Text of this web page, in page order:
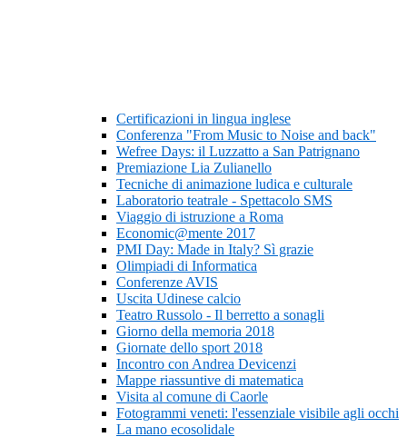
Certificazioni in lingua inglese
Conferenza "From Music to Noise and back"
Wefree Days: il Luzzatto a San Patrignano
Premiazione Lia Zulianello
Tecniche di animazione ludica e culturale
Laboratorio teatrale - Spettacolo SMS
Viaggio di istruzione a Roma
Economic@mente 2017
PMI Day: Made in Italy? Sì grazie
Olimpiadi di Informatica
Conferenze AVIS
Uscita Udinese calcio
Teatro Russolo - Il berretto a sonagli
Giorno della memoria 2018
Giornate dello sport 2018
Incontro con Andrea Devicenzi
Mappe riassuntive di matematica
Visita al comune di Caorle
Fotogrammi veneti: l'essenziale visibile agli occhi
La mano ecosolidale